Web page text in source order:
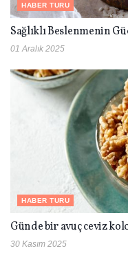
HABER TURU
Sağlıklı Beslenmenin
01 Aralık 2025
HABER TURU
Günde bir avuç ceviz
30 Kasım 2025